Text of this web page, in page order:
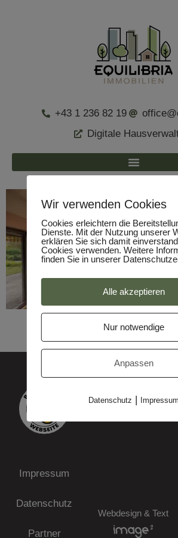
+43 1 236 82 19
Digitale
Impressum
Datenschutz
Partner
Webdesign & Text
Wir verwenden Cookies
Cookies erleichtern die
Dienste. Mit der Nutzung unserer
erklären Sie sich damit
Cookies verwenden. Weitere
finden Sie in unserer
Alle akzeptieren
Nur notwendige
Anpassen
Datenschutz | Impressum